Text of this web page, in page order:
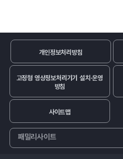
개인정보처리방침
고정형 영상정보처리기기 설치·운영
방침
사이트맵
패밀리사이트